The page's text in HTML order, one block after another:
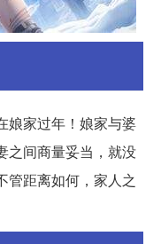
娘家过年！娘家与婆
之间商量妥当，就没
管距离如何，家人之